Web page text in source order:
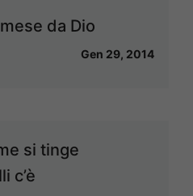
da Dio
Gen 29, 2014
si tinge
c’è